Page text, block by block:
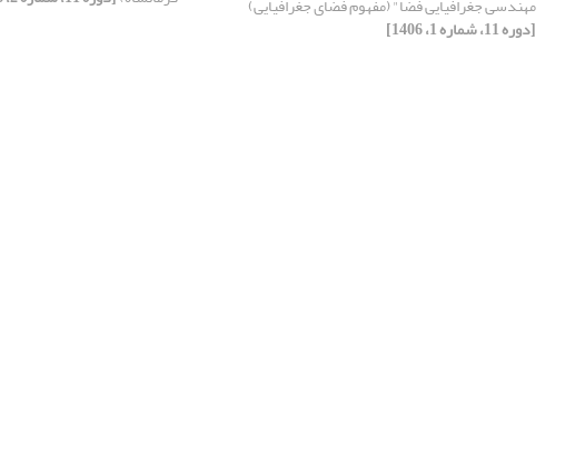
[دوره 11، شماره 1، 1406]